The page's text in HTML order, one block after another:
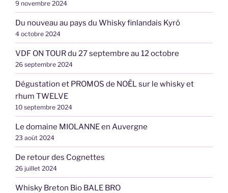
9 novembre 2024
Du nouveau au pays du Whisky finlandais Kyrö
4 octobre 2024
VDF ON TOUR du 27 septembre au 12 octobre
26 septembre 2024
Dégustation et PROMOS de NOËL sur le whisky et
rhum TWELVE
10 septembre 2024
Le domaine MIOLANNE en Auvergne
23 août 2024
De retour des Cognettes
26 juillet 2024
Whisky Breton Bio BALE BRO